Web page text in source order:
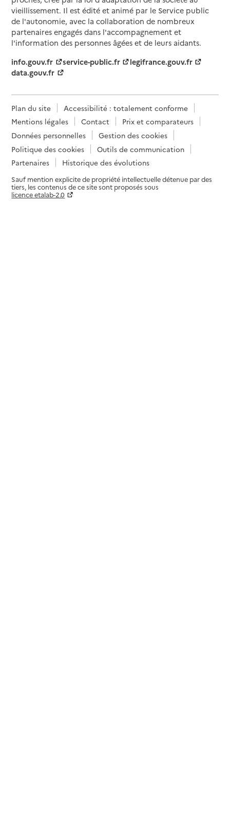
vieillissement. Il est édité et animé par le Service public
de l'autonomie, avec la collaboration de nombreux
partenaires engagés dans l'accompagnement et
l'information des personnes âgées et de leurs aidants.
info.gouv.fr
service-public.fr
legifrance.gouv.fr
data.gouv.fr
Plan du site
Accessibilité : totalement conforme
Mentions légales
Contact
Prix et comparateurs
Données personnelles
Gestion des cookies
Politique des cookies
Outils de communication
Partenaires
Historique des évolutions
Sauf mention explicite de propriété intellectuelle détenue par des
tiers, les contenus de ce site sont proposés sous
licence etalab-2.0